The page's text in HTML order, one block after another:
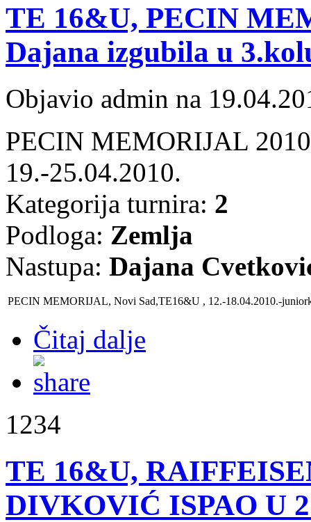
TE 16&U, PECIN
Dajana izgubila u
Objavio admin na
PECIN MEMORIJAL
19.-25.04.2010.
Kategorija turnira: 2
Podloga: Zemlja
Nastupa: Dajana
PECIN MEMORIJAL, Novi Sad,TE16&U , 12.-18.04.2010.-
Čitaj dalje
1234
TE 16&U,
DIVKOVIĆ ISPAO U